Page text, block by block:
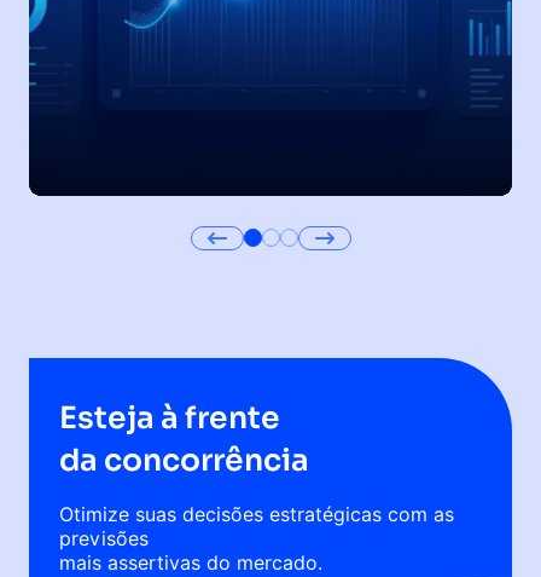
Esteja à frente
da concorrência
Otimize suas decisões estratégicas com as
previsões
mais assertivas do mercado.